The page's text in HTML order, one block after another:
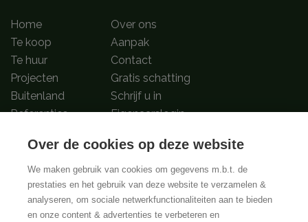
Home
Te koop
Te huur
Projecten
Buitenland
Referenties
Over ons
Aanpak
Contact
Gratis schatting
Schrijf u in
Eigenaarslogin
Volg ons op
BIV-Erkende vastgoedmakelaar-bemiddelaars in België met BIV nummers
502.673, 504.001 en 508.721 | Toezichthoudende authoriteit:
Over de cookies op deze website
We maken gebruik van cookies om gegevens m.b.t. de
prestaties en het gebruik van deze website te verzamelen &
analyseren, om sociale netwerkfunctionaliteiten aan te bieden
en onze content & advertenties te verbeteren en